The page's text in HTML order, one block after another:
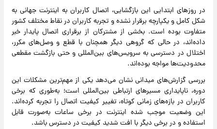
در روز‌های ابتدایی این بازگشایی، اتصال کاربران به اینترنت جهانی به
شکل کامل و یکپارچه برقرار نشده و تجربه کاربران در نقاط مختلف کشور
متفاوت بوده است. بخشی از مشترکان از برقراری اتصال پایدار خبر
داده‌اند، در حالی که گروهی دیگر همچنان با قطع و وصل‌های مکرر،
اختلال در دسترسی به سرویس‌های بین‌المللی و حتی بازگشت مقطعی
محدودیت‌ها مواجه بوده‌اند.
بررسی گزارش‌های میدانی نشان می‌دهد یکی از مهم‌ترین مشکلات این
دوره، ناپایداری مسیر‌های ارتباطی بین‌المللی است؛ به‌طوری که برخی
کاربران در بازه‌های زمانی کوتاه، تغییر کیفیت اتصال را تجربه کرده‌اند.
این وضعیت موجب شده اینترنت در برخی ساعات به‌صورت قابل
استفاده و در برخی دیگر با افت شدید کیفیت در دسترس باشد.